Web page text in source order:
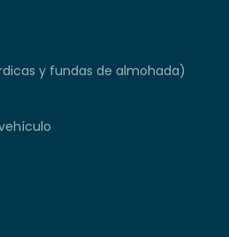
y fundas de almohada)